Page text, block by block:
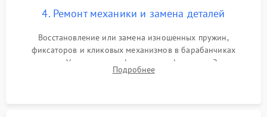
4. Ремонт механики и замена деталей
Восстановление или замена изношенных пружин,
фиксаторов и кликовых механизмов в барабанчиках
поправок. Устранение люфтов в трансфокаторе. Замена
поврежденных линз, разбитой сетки или восстановление
Подробнее